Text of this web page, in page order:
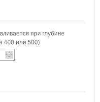
при глубине
400 или 500)